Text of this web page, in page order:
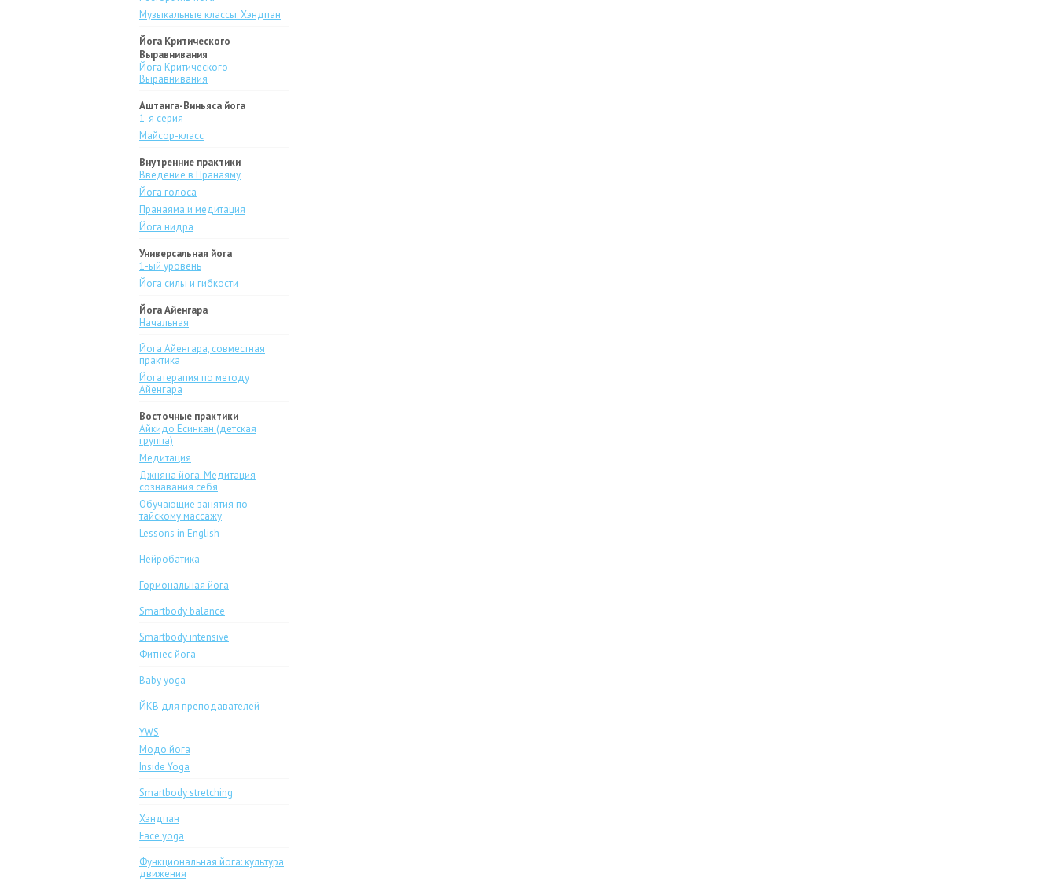
Музыкальные классы. Хэндпан
Йога Критического
Выравнивания
Йога Критического
Выравнивания
Аштанга-Виньяса йога
1-я серия
Майсор-класс
Внутренние практики
Введение в Пранаяму
Йога голоса
Пранаяма и медитация
Йога нидра
Универсальная йога
1-ый уровень
Йога силы и гибкости
Йога Айенгара
Начальная
Йога Айенгара, совместная
практика
Йогатерапия по методу
Айенгара
Восточные практики
Айкидо Ёсинкан (детская
группа)
Медитация
Джняна йога. Медитация
сознавания себя
Обучающие занятия по
тайскому массажу
Lessons in English
Нейробатика
Гормональная йога
Smartbody balance
Smartbody intensive
Фитнес йога
Baby yoga
ЙКВ для преподавателей
YWS
Модо йога
Inside Yoga
Smartbody stretching
Хэндпан
Face yoga
Функциональная йога: культура
движения